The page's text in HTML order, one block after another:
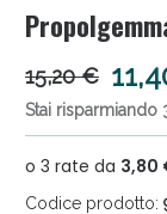
15,20 €
Stai risparmiando
Codice prodotto: